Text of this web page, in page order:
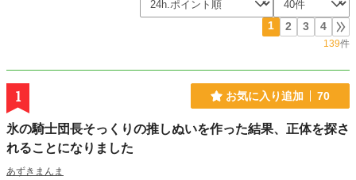
1 2 3 4
139件
1 お気に入り追加 70
氷の騎士団長そっくりの推しぬいを作った結果、正体を探さ
れることになりました
あずきまんま